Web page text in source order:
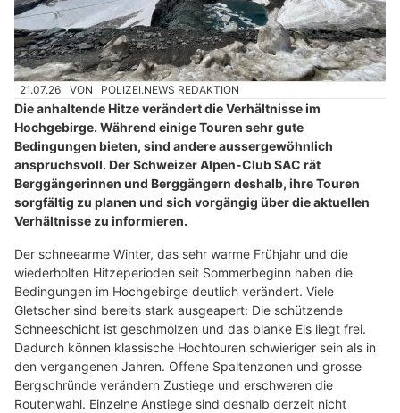
21.07.26 VON POLIZEI.NEWS REDAKTION
Die anhaltende Hitze verändert die Verhältnisse im
Hochgebirge. Während einige Touren sehr gute
Bedingungen bieten, sind andere aussergewöhnlich
anspruchsvoll. Der Schweizer Alpen-Club SAC rät
Berggängerinnen und Berggängern deshalb, ihre Touren
sorgfältig zu planen und sich vorgängig über die aktuellen
Verhältnisse zu informieren.
Der schneearme Winter, das sehr warme Frühjahr und die
wiederholten Hitzeperioden seit Sommerbeginn haben die
Bedingungen im Hochgebirge deutlich verändert. Viele
Gletscher sind bereits stark ausgeapert: Die schützende
Schneeschicht ist geschmolzen und das blanke Eis liegt frei.
Dadurch können klassische Hochtouren schwieriger sein als in
den vergangenen Jahren. Offene Spaltenzonen und grosse
Bergschründe verändern Zustiege und erschweren die
Routenwahl. Einzelne Anstiege sind deshalb derzeit nicht